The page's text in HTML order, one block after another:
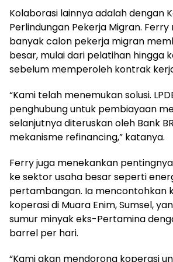
Kolaborasi lainnya adalah dengan
Perlindungan Pekerja Migran.
banyak calon pekerja migran
besar, mulai dari pelatihan hingga
sebelum memperoleh kontrak
“Kami telah menemukan solusi.
penghubung untuk pembiayaan
selanjutnya diteruskan oleh Bank
mekanisme refinancing,” katanya.
Ferry juga menekankan
ke sektor usaha besar seperti
pertambangan. Ia mencontohkan
koperasi di Muara Enim, Sumsel,
sumur minyak eks-Pertamina
barrel per hari.
“Kami akan mendorong koperasi